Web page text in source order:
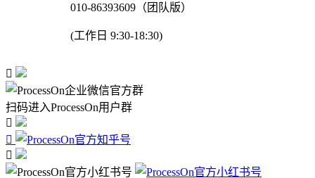
010-86393609（团队版）
(工作日 9:30-18:30)

扫码进入ProcessOn用户群


